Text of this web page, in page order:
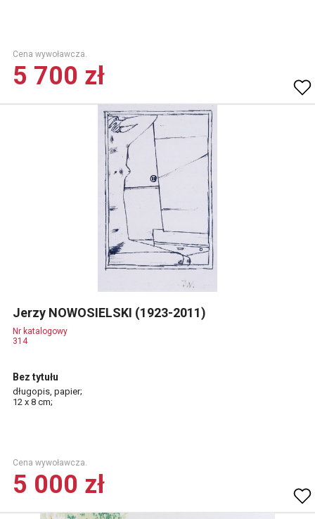
Cena wywoławcza.
5 700 zł
Jerzy NOWOSIELSKI (1923-2011)
Nr katalogowy
314
Bez tytułu
długopis, papier;
12 x 8 cm;
Cena wywoławcza.
5 000 zł